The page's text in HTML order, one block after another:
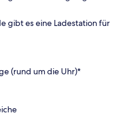
gibt es eine Ladestation für
(rund um die Uhr)*